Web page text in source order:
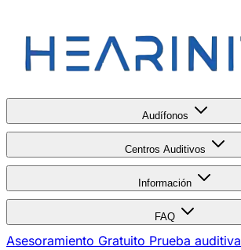
Audífonos
Centros Auditivos
Información
FAQ
Asesoramiento Gratuito Prueba auditiva